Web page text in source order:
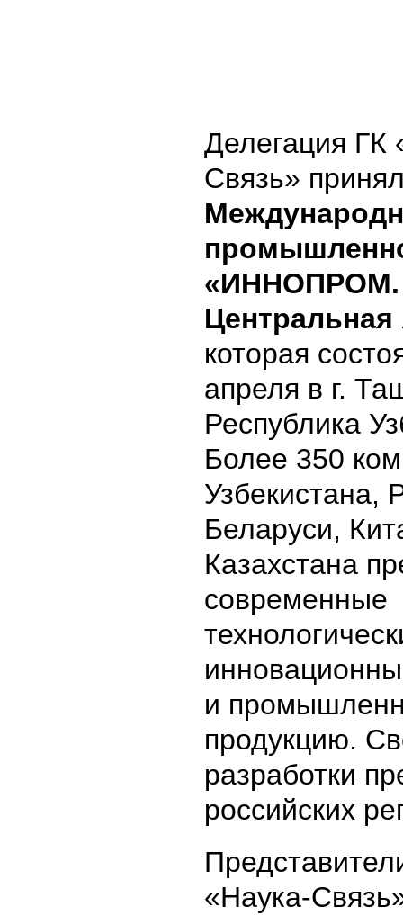
Делегация ГК
Связь»
«ИННОПРОМ.
Центральная
которая
апреля в г.
Республика
Более 350
Узбекистана,
Беларуси,
Казахстана
современные
и
продукцию.
разработки
российских
«Наука-